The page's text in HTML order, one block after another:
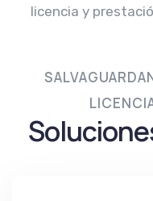
licencia y